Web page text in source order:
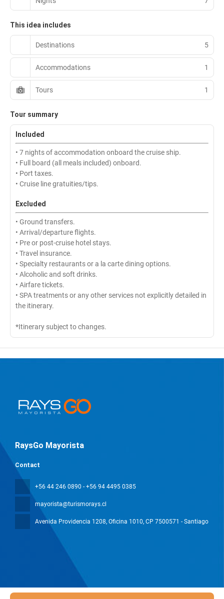
This idea includes
Destinations 5
Accommodations 1
Tours 1
Tour summary
Included
• 7 nights of accommodation onboard the cruise ship.
• Full board (all meals included) onboard.
• Port taxes.
• Cruise line gratuities/tips.
Excluded
• Ground transfers.
• Arrival/departure flights.
• Pre or post-cruise hotel stays.
• Travel insurance.
• Specialty restaurants or a la carte dining options.
• Alcoholic and soft drinks.
• Airfare tickets.
• SPA treatments or any other services not explicitly detailed in
the itinerary.
*Itinerary subject to changes.
RaysGo Mayorista
Contact
+56 44 246 0890 - +56 94 4495 0385
mayorista@turismorays.cl
Avenida Providencia 1208, Oficina 1010, CP 7500571 - Santiago